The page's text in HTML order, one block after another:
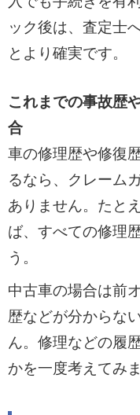
ック後は、査定士
とより確実です。
これまでの事故歴
合
車の修理歴や修復
るなら、クレーム
ありません。たと
ば、すべての修理
う。
中古車の場合は前
歴などが分からな
ん。修理などの履
かを一度考えてみ